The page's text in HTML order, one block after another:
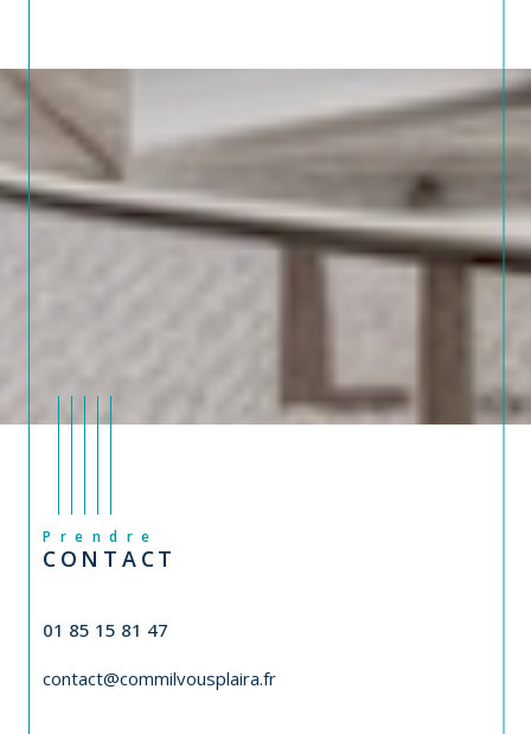
Prendre
CONTACT
01 85 15 81 47
contact@commilvousplaira.fr